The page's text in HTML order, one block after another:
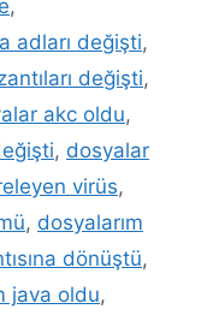
,
adları değişti,
değişti,
akc oldu,
, dosyalar
virüs,
, dosyalarım
dönüştü,
java oldu,